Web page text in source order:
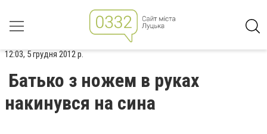
12:03, 5 грудня 2012 р.
Батько з ножем в руках
накинувся на сина